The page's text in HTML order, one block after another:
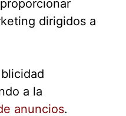
dirigidos a
a la
anuncios.